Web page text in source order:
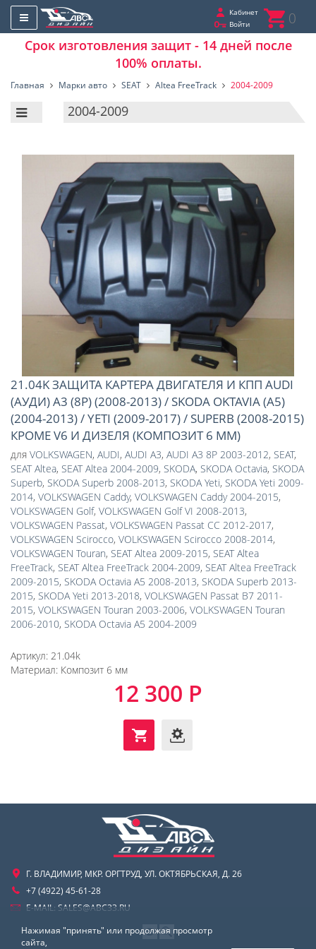
Кабинет
Войти
0
Срок изготовления защит - 14 дней после
100% оплаты.
Главная Марки авто SEAT Altea FreeTrack 2004-2009
2004-2009
21.04K ЗАЩИТА КАРТЕРА ДВИГАТЕЛЯ И КПП AUDI
(АУДИ) A3 (8P) (2008-2013) / SKODA OKTAVIA (A5)
(2004-2013) / YETI (2009-2017) / SUPERB (2008-2015)
КРОМЕ V6 И ДИЗЕЛЯ (КОМПОЗИТ 6 ММ)
для VOLKSWAGEN, AUDI, AUDI A3, AUDI A3 8P 2003-2012, SEAT,
SEAT Altea, SEAT Altea 2004-2009, SKODA, SKODA Octavia, SKODA
Superb, SKODA Superb 2008-2013, SKODA Yeti, SKODA Yeti 2009-
2014, VOLKSWAGEN Caddy, VOLKSWAGEN Caddy 2004-2015,
VOLKSWAGEN Golf, VOLKSWAGEN Golf VI 2008-2013,
VOLKSWAGEN Passat, VOLKSWAGEN Passat CC 2012-2017,
VOLKSWAGEN Scirocco, VOLKSWAGEN Scirocco 2008-2014,
VOLKSWAGEN Touran, SEAT Altea 2009-2015, SEAT Altea
FreeTrack, SEAT Altea FreeTrack 2004-2009, SEAT Altea FreeTrack
2009-2015, SKODA Octavia A5 2008-2013, SKODA Superb 2013-
2015, SKODA Yeti 2013-2018, VOLKSWAGEN Passat B7 2011-
2015, VOLKSWAGEN Touran 2003-2006, VOLKSWAGEN Touran
2006-2010, SKODA Octavia A5 2004-2009
Артикул: 21.04k
Материал: Композит 6 мм
12 300 Р
Г. ВЛАДИМИР, МКР. ОРГТРУД, УЛ. ОКТЯБРЬСКАЯ, Д. 26
+7 (4922) 45-61-28
E-MAIL: SALES@ABC33.RU
Нажимая "принять" или продолжая просмотр
сайта,